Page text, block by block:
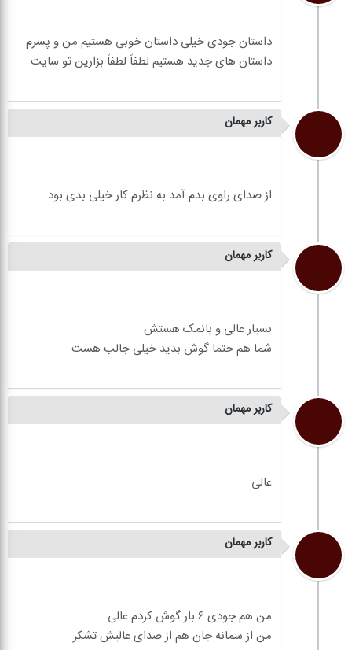
داستان جودی خیلی داستان خوبی هستیم من و پسرم
کاربر مهمان
کاربر مهمان
کاربر مهمان
کاربر مهمان